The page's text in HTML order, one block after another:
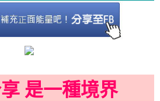
是一種境界